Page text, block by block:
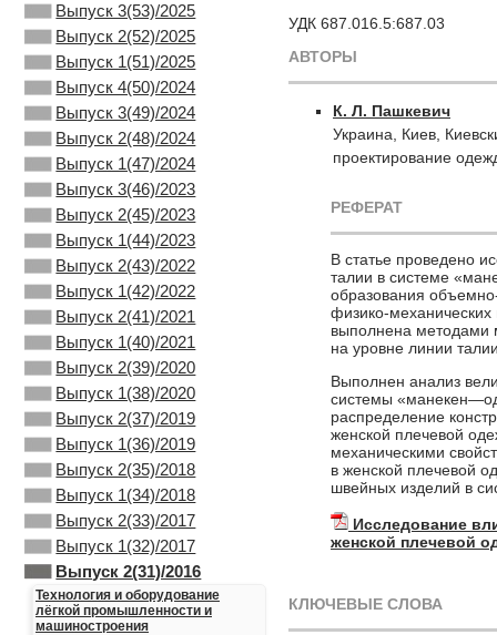
Выпуск 3(53)/2025
Выпуск 2(52)/2025
Выпуск 1(51)/2025
Выпуск 4(50)/2024
Выпуск 3(49)/2024
Выпуск 2(48)/2024
Выпуск 1(47)/2024
Выпуск 3(46)/2023
Выпуск 2(45)/2023
Выпуск 1(44)/2023
Выпуск 2(43)/2022
Выпуск 1(42)/2022
Выпуск 2(41)/2021
Выпуск 1(40)/2021
Выпуск 2(39)/2020
Выпуск 1(38)/2020
Выпуск 2(37)/2019
Выпуск 1(36)/2019
Выпуск 2(35)/2018
Выпуск 1(34)/2018
Выпуск 2(33)/2017
Выпуск 1(32)/2017
Выпуск 2(31)/2016
Технология и оборудование
лёгкой промышленности и
машиностроения
УДК 687.016.5:687.03
АВТОРЫ
К. Л. Пашкевич
Украина, Киев,
проектирование
РЕФЕРАТ
В статье проведено
талии в системе
образования
физико-механических
выполнена методами
на уровне линии
Выполнен анализ
системы
распределение
женской плечевой
механическими
в женской плечевой
швейных изделий в
Исследование
женской плечевой
КЛЮЧЕВЫЕ СЛОВА